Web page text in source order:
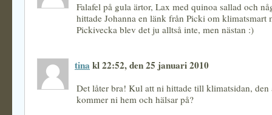
Falafel på gula ärtor, Lax med quinoa sallad och
hittade Johanna en länk från Picki om klimatsmart
Pickivecka blev det ju alltså inte, men nästan :)
tina kl 22:52, den 25 januari 2010
Det låter bra! Kul att ni hittade till klimatsidan, den
kommer ni hem och hälsar på?